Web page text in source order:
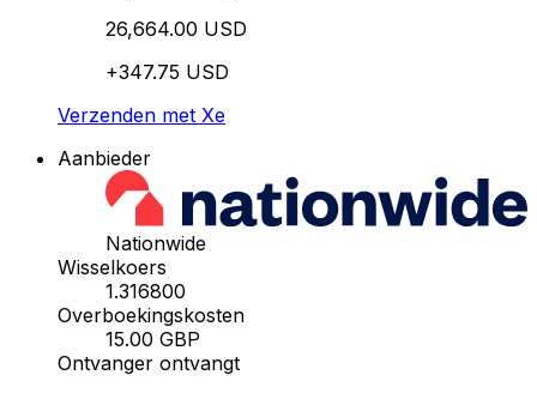
26,664.00 USD
+347.75 USD
Verzenden met Xe
Aanbieder
Nationwide
Wisselkoers
1.316800
Overboekingskosten
15.00 GBP
Ontvanger ontvangt